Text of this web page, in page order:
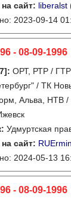
сайт: liberalst
2023-09-14
- 08-09-1996
: ОРТ, РТР /
/ ТК
Альва, НТВ /
Удмуртская
сайт:
2024-05-13
- 08-09-1996